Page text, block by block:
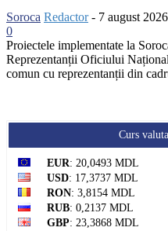
Soroca Redactor - 7 august 2026
0
Proiectele implementate la
Reprezentanții Oficiului
comun cu reprezentanții din
Curs
EUR: 20,0493 MDL
USD: 17,3737 MDL
RON: 3,8154 MDL
RUB: 0,2137 MDL
GBP: 23,3868 MDL